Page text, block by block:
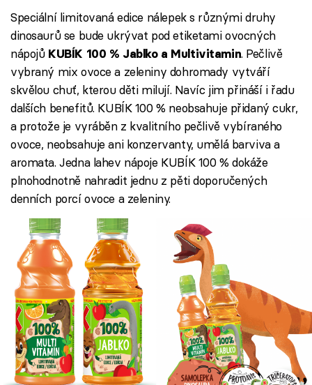
Speciální limitovaná edice nálepek s různými druhy
dinosaurů se bude ukrývat pod etiketami ovocných
nápojů KUBÍK 100 % Jablko a Multivitamin. Pečlivě
vybraný mix ovoce a zeleniny dohromady vytváří
skvělou chuť, kterou děti milují. Navíc jim přináší i řadu
dalších benefitů. KUBÍK 100 % neobsahuje přidaný cukr,
a protože je vyráběn z kvalitního pečlivě vybíraného
ovoce, neobsahuje ani konzervanty, umělá barviva a
aromata. Jedna lahev nápoje KUBÍK 100 % dokáže
plnohodnotně nahradit jednu z pěti doporučených
denních porcí ovoce a zeleniny.